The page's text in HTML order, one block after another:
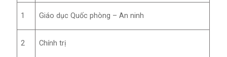
1 Giáo dục Quốc phòng – An ninh
2 Chính trị